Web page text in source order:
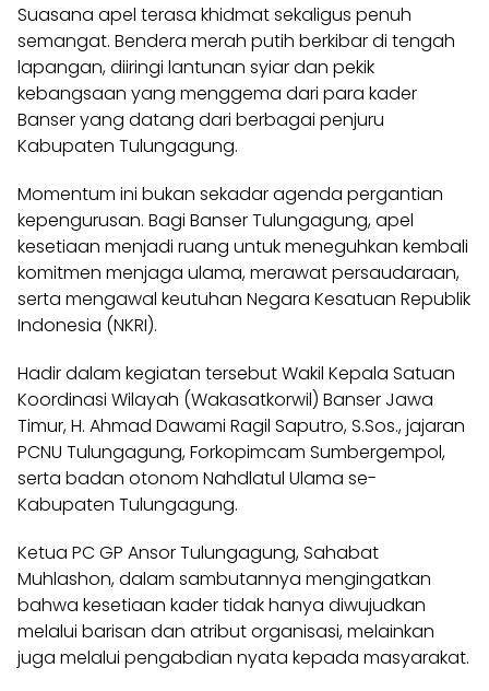
Suasana apel terasa khidmat sekaligus penuh
semangat. Bendera merah putih berkibar di tengah
lapangan, diiringi lantunan syiar dan pekik
kebangsaan yang menggema dari para kader
Banser yang datang dari berbagai penjuru
Kabupaten Tulungagung.
Momentum ini bukan sekadar agenda pergantian
kepengurusan. Bagi Banser Tulungagung, apel
kesetiaan menjadi ruang untuk meneguhkan kembali
komitmen menjaga ulama, merawat persaudaraan,
serta mengawal keutuhan Negara Kesatuan Republik
Indonesia (NKRI).
Hadir dalam kegiatan tersebut Wakil Kepala Satuan
Koordinasi Wilayah (Wakasatkorwil) Banser Jawa
Timur, H. Ahmad Dawami Ragil Saputro, S.Sos., jajaran
PCNU Tulungagung, Forkopimcam Sumbergempol,
serta badan otonom Nahdlatul Ulama se-
Kabupaten Tulungagung.
Ketua PC GP Ansor Tulungagung, Sahabat
Muhlashon, dalam sambutannya mengingatkan
bahwa kesetiaan kader tidak hanya diwujudkan
melalui barisan dan atribut organisasi, melainkan
juga melalui pengabdian nyata kepada masyarakat.